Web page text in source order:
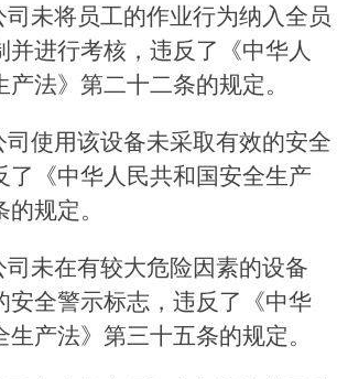
司未将员工的作业行为纳入全员
并进行考核，违反了《中华人
产法》第二十二条的规定。
司使用该设备未采取有效的安全
了《中华人民共和国安全生产
规定。
司未在有较大危险因素的设备
安全警示标志，违反了《中华
生产法》第三十五条的规定。